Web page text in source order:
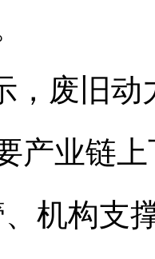
，废旧
产业链
机构支